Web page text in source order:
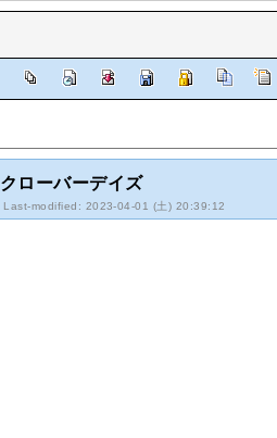
クローバーデイズ
Last-modified: 2023-04-01 (土) 20:39:12